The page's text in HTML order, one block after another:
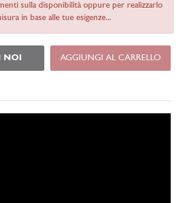
sulla disponibilità oppure per realizzarlo
in base alle tue esigenze...
NOI AGGIUNGI AL CARRELLO